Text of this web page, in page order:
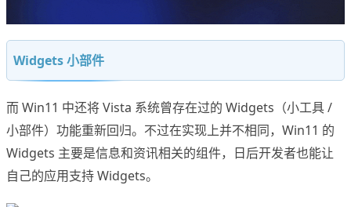
Widgets 小部件
而 Win11 中还将 Vista 系统曾存在过的 Widgets（小工具 /
小部件）功能重新回归。不过在实现上并不相同，Win11 的
Widgets 主要是信息和资讯相关的组件，日后开发者也能让
自己的应用支持 Widgets。